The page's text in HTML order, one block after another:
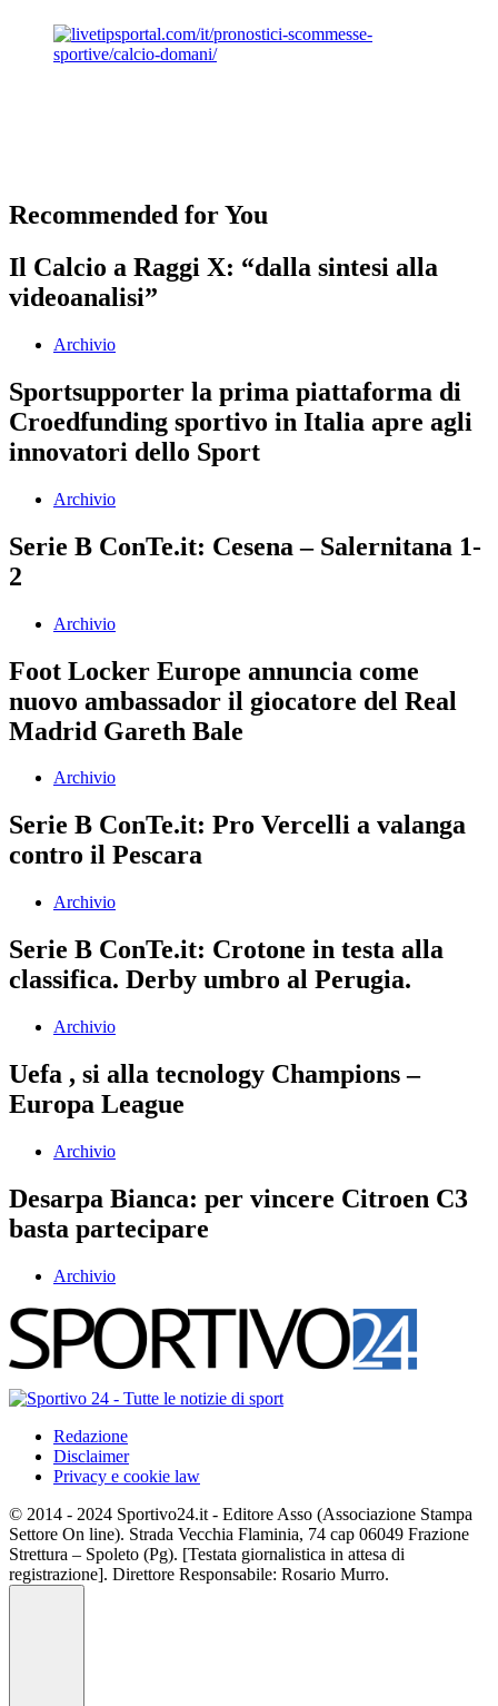
Recommended for You
Il Calcio a Raggi X: “dalla sintesi alla
videoanalisi”
Archivio
Sportsupporter la prima piattaforma di
Croedfunding sportivo in Italia apre agli
innovatori dello Sport
Archivio
Serie B ConTe.it: Cesena – Salernitana 1-
2
Archivio
Foot Locker Europe annuncia come
nuovo ambassador il giocatore del Real
Madrid Gareth Bale
Archivio
Serie B ConTe.it: Pro Vercelli a valanga
contro il Pescara
Archivio
Serie B ConTe.it: Crotone in testa alla
classifica. Derby umbro al Perugia.
Archivio
Uefa , si alla tecnology Champions –
Europa League
Archivio
Desarpa Bianca: per vincere Citroen C3
basta partecipare
Archivio
Redazione
Disclaimer
Privacy e cookie law
© 2014 - 2024 Sportivo24.it - Editore Asso (Associazione Stampa
Settore On line). Strada Vecchia Flaminia, 74 cap 06049 Frazione
Strettura – Spoleto (Pg). [Testata giornalistica in attesa di
registrazione]. Direttore Responsabile: Rosario Murro.